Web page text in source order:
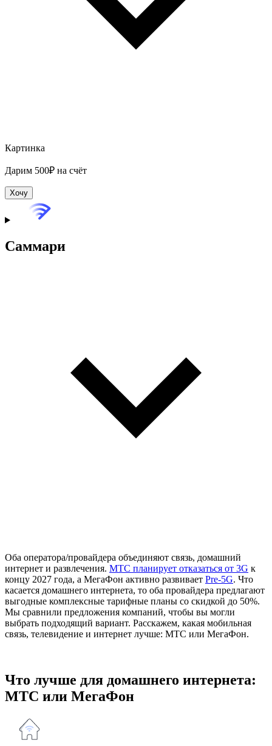
Картинка
Дарим 500₽ на счёт
Хочу
Саммари
Оба оператора/провайдера объединяют связь, домашний
интернет и развлечения. МТС планирует отказаться от 3G к
концу 2027 года, а МегаФон активно развивает Pre-5G. Что
касается домашнего интернета, то оба провайдера предлагают
выгодные комплексные тарифные планы со скидкой до 50%.
Мы сравнили предложения компаний, чтобы вы могли
выбрать подходящий вариант. Расскажем, какая мобильная
связь, телевидение и интернет лучше: МТС или МегаФон.
Что лучше для домашнего интернета:
МТС или МегаФон